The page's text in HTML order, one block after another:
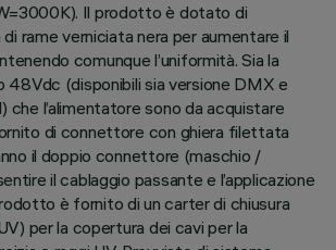
Il prodotto è dotato di
rame verniciata nera per aumentare il
comunque l’uniformità. Sia la
48Vdc (disponibili sia versione DMX e
che l’alimentatore sono da acquistare
di connettore con ghiera filettata
il doppio connettore (maschio /
il cablaggio passante e l’applicazione
è fornito di un carter di chiusura
per la copertura dei cavi per la